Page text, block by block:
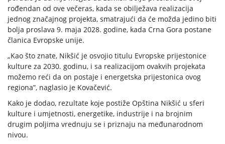
rođendan od ove večeras, kada se obilježava realizacija
jednog značajnog projekta, smatrajući da će možda jedino biti
bolja proslava 9. maja 2028. godine, kada Crna Gora postane
članica Evropske unije.
„Kao što znate, Nikšić je osvojio titulu Evropske prijestonice
kulture za 2030. godinu, i sa realizacijom ovakvih projekata
možemo reći da on postaje i energetska prijestonica ovog
regiona”, naglasio je Kovačević.
Kako je dodao, rezultate koje postiže Opština Nikšić u sferi
kulture i umjetnosti, energetike, industrije i na brojnim
drugim poljima vrednuju se i priznaju na međunarodnom
nivou.